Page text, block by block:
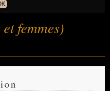
femmes)